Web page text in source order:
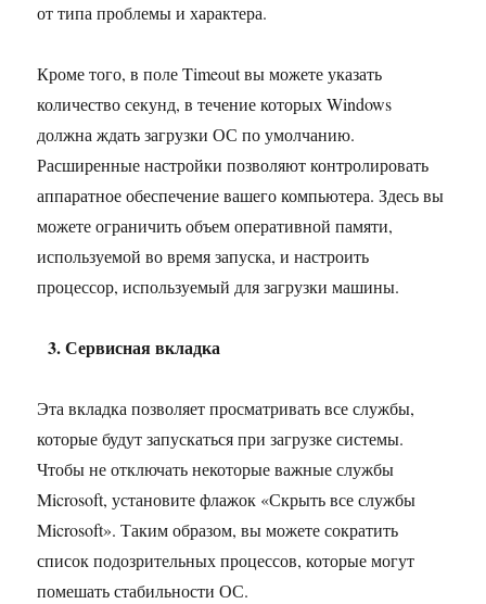
от типа проблемы и характера.
Кроме того, в поле Timeout вы можете указать
количество секунд, в течение которых Windows
должна ждать загрузки ОС по умолчанию.
Расширенные настройки позволяют контролировать
аппаратное обеспечение вашего компьютера. Здесь вы
можете ограничить объем оперативной памяти,
используемой во время запуска, и настроить
процессор, используемый для загрузки машины.
3. Сервисная вкладка
Эта вкладка позволяет просматривать все службы,
которые будут запускаться при загрузке системы.
Чтобы не отключать некоторые важные службы
Microsoft, установите флажок «Скрыть все службы
Microsoft». Таким образом, вы можете сократить
список подозрительных процессов, которые могут
помешать стабильности ОС.